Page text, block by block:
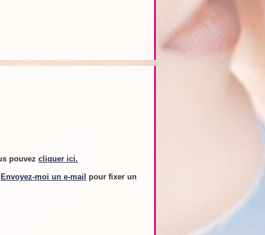
pouvez cliquer ici.
Envoyez-moi un e-mail pour fixer un